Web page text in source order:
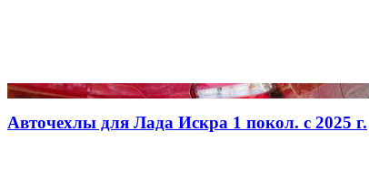
Авточехлы для Лада Искра 1 покол. с 2025 г.